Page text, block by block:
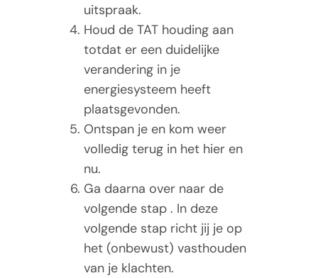
uitspraak.
Houd de TAT houding aan
totdat er een duidelijke
verandering in je
energiesysteem heeft
plaatsgevonden.
Ontspan je en kom weer
volledig terug in het hier en
nu.
Ga daarna over naar de
volgende stap . In deze
volgende stap richt jij je op
het (onbewust) vasthouden
van je klachten.